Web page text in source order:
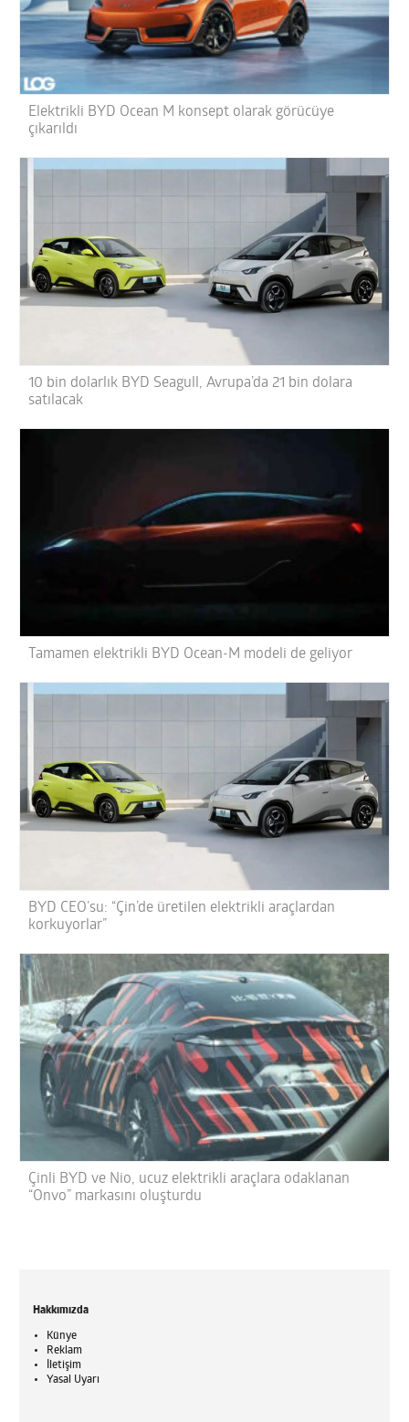
Elektrikli BYD Ocean M konsept olarak görücüye
çıkarıldı
10 bin dolarlık BYD Seagull, Avrupa’da 21 bin dolara
satılacak
Tamamen elektrikli BYD Ocean-M modeli de geliyor
BYD CEO’su: “Çin’de üretilen elektrikli araçlardan
korkuyorlar”
Çinli BYD ve Nio, ucuz elektrikli araçlara odaklanan
“Onvo” markasını oluşturdu
Hakkımızda
Künye
Reklam
İletişim
Yasal Uyarı